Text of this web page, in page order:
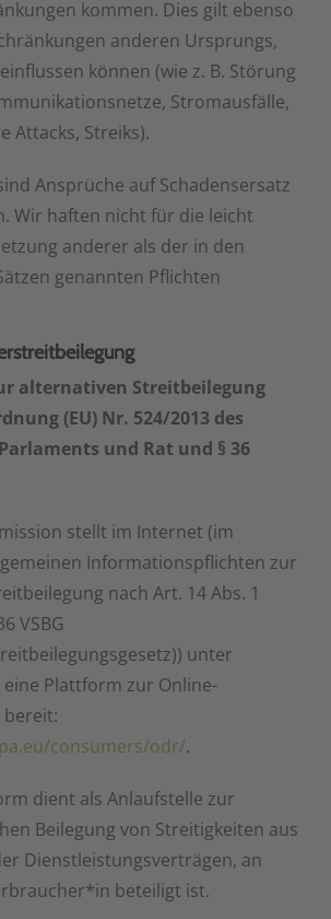
kommen. Dies gilt ebenso
anderen Ursprungs,
können (wie z. B. Störung
Stromausfälle,
Attacks, Streiks).
Ansprüche auf Schadensersatz
Wir haften nicht für die leicht
anderer als der in den
genannten Pflichten
alternativen Streitbeilegung
(EU) Nr. 524/2013 des
und Rat und § 36
stellt im Internet (im
Informationspflichten zur
nach Art. 14 Abs. 1
VSBG
unter
Plattform zur Online-
consumers/odr/.
dient als Anlaufstelle zur
Beilegung von Streitigkeiten aus
Dienstleistungsverträgen, an
beteiligt ist.